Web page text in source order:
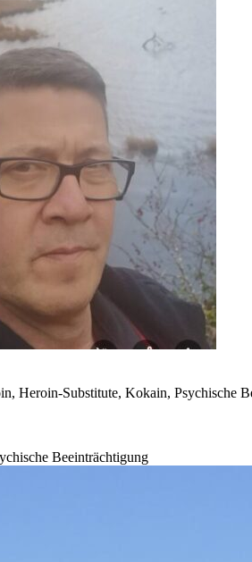
Heroin-Substitute, Kokain, Psychische
Beeinträchtigung